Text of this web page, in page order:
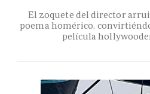
El zoquete del director
poema homérico,
película